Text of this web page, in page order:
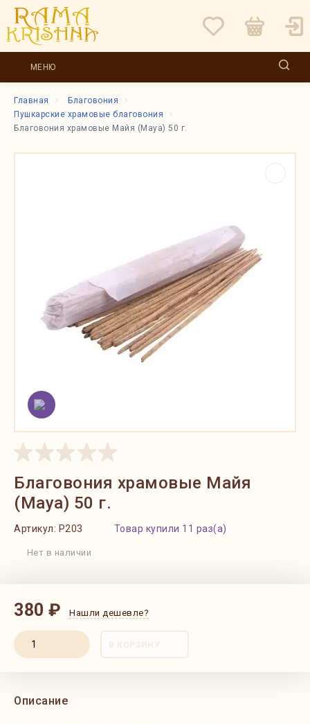
МЕНЮ
Главная
Благовония
Пушкарские храмовые благовония
Благовония храмовые Майя (Maya) 50 г.
Благовония храмовые Майя
(Maya) 50 г.
Артикул: P203 Товар купили 11 раз(а)
Нет в наличии
380 ₽ Нашли дешевле?
В КОРЗИНУ
Описание